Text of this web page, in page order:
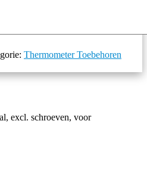
Thermometer Toebehoren
excl. schroeven, voor